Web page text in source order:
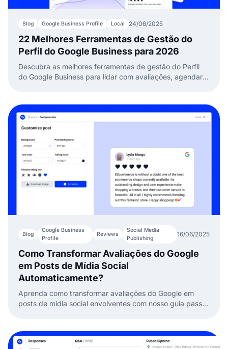
Blog Google Business Profile Local 24/06/2025
22 Melhores Ferramentas de Gestão do
Perfil do Google Business para 2026
Descubra as melhores ferramentas de gestão do Perfil
do Google Business para lidar com avaliações, agendar
Blog
Google Business
Profile
Reviews
Social Media
Publishing
16/06/2025
Como Transformar Avaliações do Google
em Posts de Mídia Social
Automaticamente?
Aprenda como transformar avaliações do Google em
posts de mídia social envolventes com nosso guia passo